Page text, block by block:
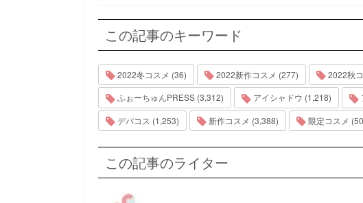
この記事のキーワード
2022冬コスメ (36) 2022新作コスメ (277) 2022秋
ふぉーちゅんPRESS (3,312)
アイシャドウ (1,218)
デパコス (1,253)
新作コスメ (3,388) 限定コスメ
この記事のライター